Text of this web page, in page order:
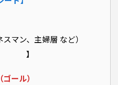
マン、主婦層 など）
】
ール）